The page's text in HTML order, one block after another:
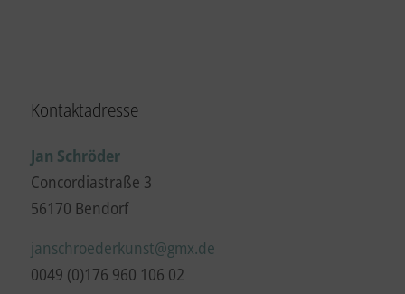
Kontaktadresse
Jan Schröder
Concordiastraße 3
56170 Bendorf
janschroederkunst@gmx.de
0049 (0)176 960 106 02